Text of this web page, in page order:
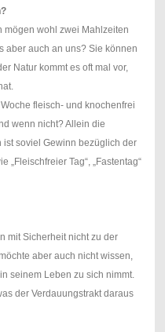
mögen wohl zwei Mahlzeiten
aber auch an uns? Sie können
Natur kommt es oft mal vor,
fleisch- und knochenfrei
wenn nicht? Allein die
soviel Gewinn bezüglich der
„Fleischfreier Tag“, „Fastentag“
mit Sicherheit nicht zu der
aber auch nicht wissen,
seinem Leben zu sich nimmt.
der Verdauungstrakt daraus